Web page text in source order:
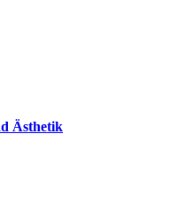
Ästhetik